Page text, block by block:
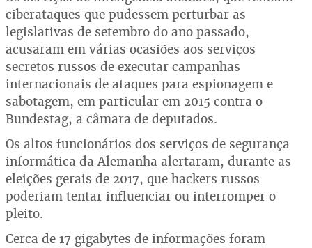
ciberataques que pudessem perturbar as
legislativas de setembro do ano passado,
acusaram em várias ocasiões aos serviços
secretos russos de executar campanhas
internacionais de ataques para espionagem e
sabotagem, em particular em 2015 contra o
Bundestag, a câmara de deputados.
Os altos funcionários dos serviços de segurança
informática da Alemanha alertaram, durante as
eleições gerais de 2017, que hackers russos
poderiam tentar influenciar ou interromper o
pleito.
Cerca de 17 gigabytes de informações foram